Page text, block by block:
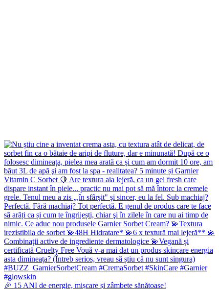
🎉 15 ANI de energie, mișcare și zâmbete sănătoase!